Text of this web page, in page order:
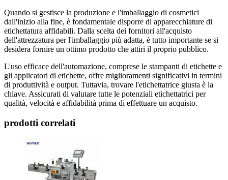
Quando si gestisce la produzione e l'imballaggio di cosmetici
dall'inizio alla fine, è fondamentale disporre di apparecchiature di
etichettatura affidabili. Dalla scelta dei fornitori all'acquisto
dell'attrezzatura per l'imballaggio più adatta, è tutto importante se si
desidera fornire un ottimo prodotto che attiri il proprio pubblico.
L'uso efficace dell'automazione, comprese le stampanti di etichette e
gli applicatori di etichette, offre miglioramenti significativi in termini
di produttività e output. Tuttavia, trovare l'etichettatrice giusta è la
chiave. Assicurati di valutare tutte le potenziali etichettatrici per
qualità, velocità e affidabilità prima di effettuare un acquisto.
prodotti correlati